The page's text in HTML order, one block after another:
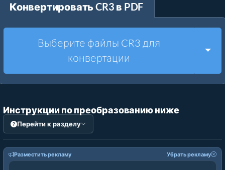
Pаспаковывайте
Другие инструменты
Конвертировать CR3 в PDF
Выберите файлы CR3 для
конвертации
Инструкции по преобразованию ниже
Перейти к разделу
Разместить рекламу Убрать рекламу